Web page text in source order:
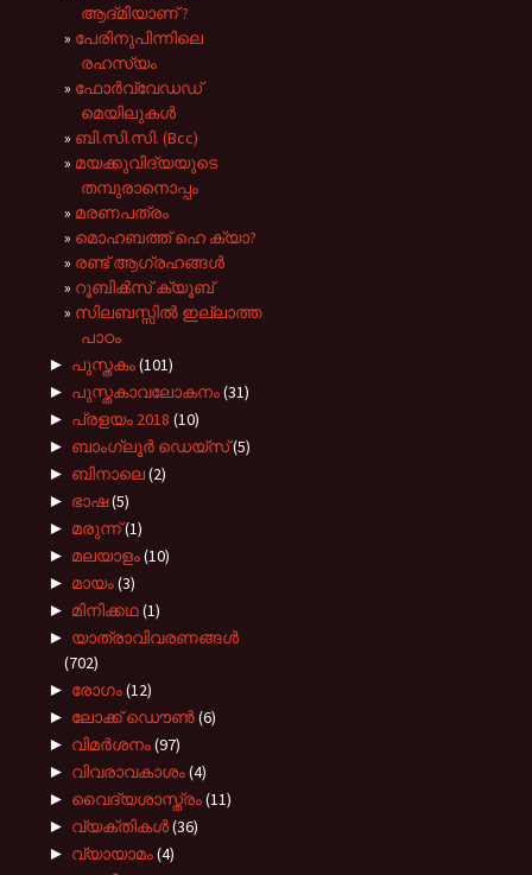
ആദ്‌മിയാണ് ?
പേരിനുപിന്നിലെ
രഹസ്യം
ഫോര്‍വ്വേഡഡ്
മെയിലുകള്‍
ബി.സി.സി. (Bcc)
മയക്കുവിദ്യയുടെ
തമ്പുരാനൊപ്പം
മരണപത്രം
മൊഹബത്ത് ഹെ ക്യാ?
രണ്ട് ആഗ്രഹങ്ങള്‍
റൂബിക്‍സ് ക്യൂബ്
സിലബസ്സിൽ ഇല്ലാത്ത
പാഠം
► പുസ്തകം(101)
► പുസ്തകാവലോകനം(31)
► പ്രളയം 2018 (10)
► ബാംഗ്ലൂർ ഡെയ്സ്(5)
► ബിനാലെ(2)
► ഭാഷ(5)
► മരുന്ന്(1)
► മലയാളം(10)
► മായം(3)
► മിനിക്കഥ(1)
► യാത്രാവിവരണങ്ങൾ
(702)
► രോഗം(12)
► ലോക്ക് ഡൌൺ(6)
► വിമർശനം(97)
► വിവരാവകാശം(4)
► വൈദ്യശാസ്ത്രം(11)
► വ്യക്തികൾ(36)
► വ്യായാമം(4)